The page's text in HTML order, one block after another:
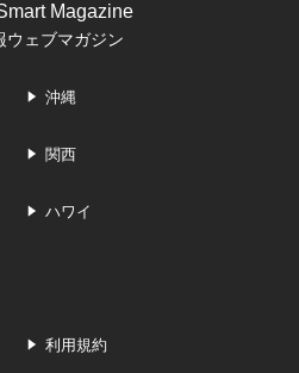
Magazine
ウェブマガジン
沖縄
関西
ハワイ
利用規約